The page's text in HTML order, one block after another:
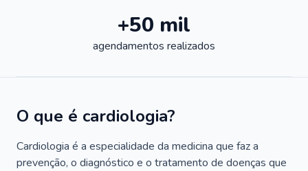
+50 mil
agendamentos realizados
O que é cardiologia?
Cardiologia é a especialidade da medicina que faz a
prevenção, o diagnóstico e o tratamento de doenças que